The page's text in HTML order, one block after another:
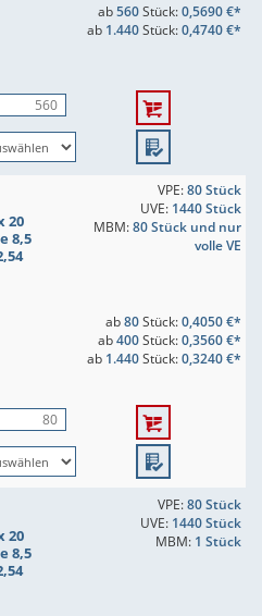
ab560Stück:0,5690 €*
ab 1.440Stück:0,4740 €*
20
8,5
VPE:80 Stück
UVE: 1440 Stück
MBM:80 Stück und nur
volle VE
ab80Stück:0,4050 €*
ab400Stück:0,3560 €*
ab 1.440Stück:0,3240 €*
20
8,5
VPE:80 Stück
UVE: 1440 Stück
MBM: 1 Stück